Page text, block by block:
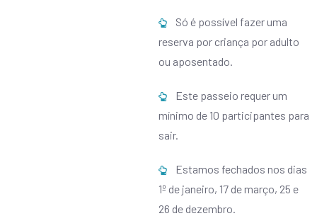
Só é possível fazer uma
reserva por criança por adulto
ou aposentado.
Este passeio requer um
mínimo de 10 participantes para
sair.
Estamos fechados nos dias
1º de janeiro, 17 de março, 25 e
26 de dezembro.